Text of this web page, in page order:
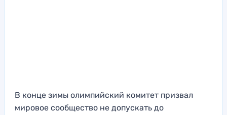
В конце зимы олимпийский комитет призвал
мировое сообщество не допускать до